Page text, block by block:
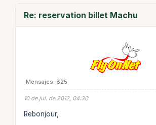
Re: reservation billet Machu
Mensajes: 825
10 de jul. de 2012, 04:30
Rebonjour,